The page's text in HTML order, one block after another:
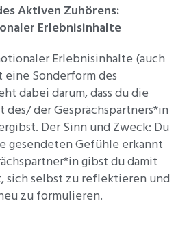
Aktiven Zuhörens:
Erlebnisinhalte
Erlebnisinhalte (auch
Sonderform des
dabei darum, dass du die
der Gesprächspartners*in
Der Sinn und Zweck: Du
gesendeten Gefühle erkannt
gibst du damit
sich selbst zu reflektieren und
zu formulieren.